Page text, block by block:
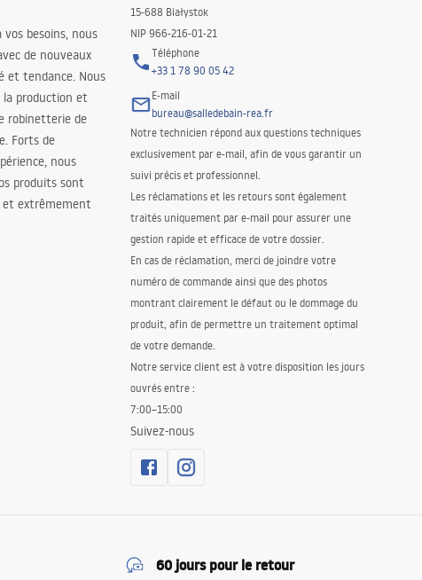
vos besoins, nous
de nouveaux
et tendance. Nous
la production et
robinetterie de
Forts de
nous
produits sont
et extrêmement
15-688 Białystok
NIP 966-216-01-21
Téléphone
+33 1 78 90 05 42
E-mail
bureau@salledebain-rea.fr
Notre technicien répond aux questions techniques
exclusivement par e-mail, afin de vous garantir un
suivi précis et professionnel.
Les réclamations et les retours sont également
traités uniquement par e-mail pour assurer une
gestion rapide et efficace de votre dossier.
En cas de réclamation, merci de joindre votre
numéro de commande ainsi que des photos
montrant clairement le défaut ou le dommage du
produit, afin de permettre un traitement optimal
de votre demande.
Notre service client est à votre disposition les jours
ouvrés entre :
7:00–15:00
Suivez-nous
60 jours pour le retour